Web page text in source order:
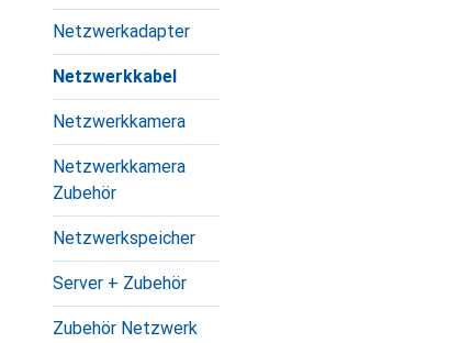
Netzwerkadapter
Netzwerkkabel
Netzwerkkamera
Netzwerkkamera
Zubehör
Netzwerkspeicher
Server + Zubehör
Zubehör Netzwerk